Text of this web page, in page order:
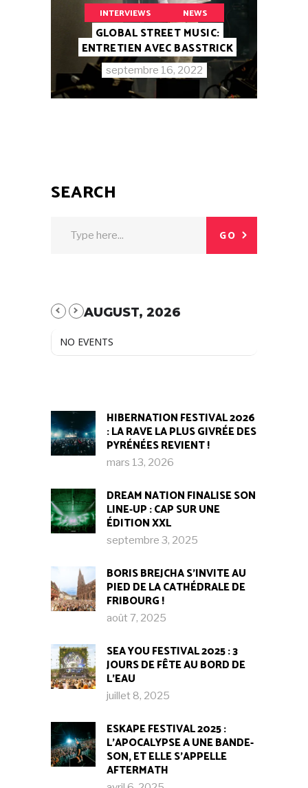
INTERVIEWS NEWS
GLOBAL STREET MUSIC:
ENTRETIEN AVEC BASSTRICK
septembre 16, 2022
SEARCH
GO
AUGUST, 2026
NO EVENTS
HIBERNATION FESTIVAL 2026
: LA RAVE LA PLUS GIVRÉE DES
PYRÉNÉES REVIENT !
mars 13, 2026
DREAM NATION FINALISE SON
LINE-UP : CAP SUR UNE
ÉDITION XXL
septembre 3, 2025
BORIS BREJCHA S’INVITE AU
PIED DE LA CATHÉDRALE DE
FRIBOURG !​
août 7, 2025
SEA YOU FESTIVAL 2025 : 3
JOURS DE FÊTE AU BORD DE
L’EAU
juillet 8, 2025
ESKAPE FESTIVAL 2025 :
L’APOCALYPSE A UNE BANDE-
SON, ET ELLE S’APPELLE
AFTERMATH